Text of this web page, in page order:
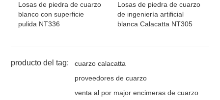
Losas de piedra de cuarzo
blanco con superficie
pulida NT336
Losas de piedra de cuarzo
de ingeniería artificial
blanca Calacatta NT305
producto del tag:
cuarzo calacatta
proveedores de cuarzo
venta al por major encimeras de cuarzo